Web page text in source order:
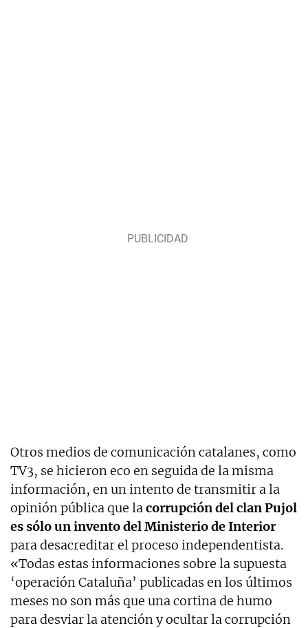
Otros medios de comunicación catalanes, como
TV3, se hicieron eco en seguida de la misma
información, en un intento de transmitir a la
opinión pública que lacorrupción del clan Pujol
es sólo un invento del Ministerio de Interior
para desacreditar el proceso independentista.
«Todas estas informaciones sobre la supuesta
‘operación Cataluña’ publicadas en los últimos
meses no son más que una cortina de humo
para desviar la atención y ocultar la corrupción